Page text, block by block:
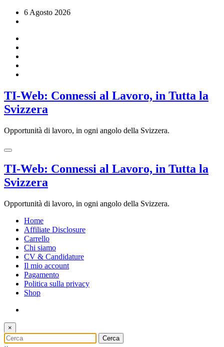
6 Agosto 2026
TI-Web: Connessi al Lavoro, in Tutta la
Svizzera
Opportunità di lavoro, in ogni angolo della Svizzera.
TI-Web: Connessi al Lavoro, in Tutta la
Svizzera
Opportunità di lavoro, in ogni angolo della Svizzera.
Home
Affiliate Disclosure
Carrello
Chi siamo
CV & Candidature
Il mio account
Pagamento
Politica sulla privacy
Shop
×